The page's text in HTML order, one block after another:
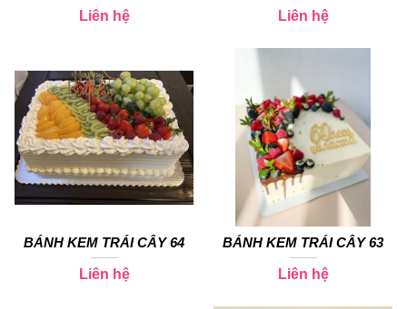
Liên hệ Liên hệ
BÁNH KEM TRÁI CÂY 64
Liên hệ
BÁNH KEM TRÁI CÂY 63
Liên hệ